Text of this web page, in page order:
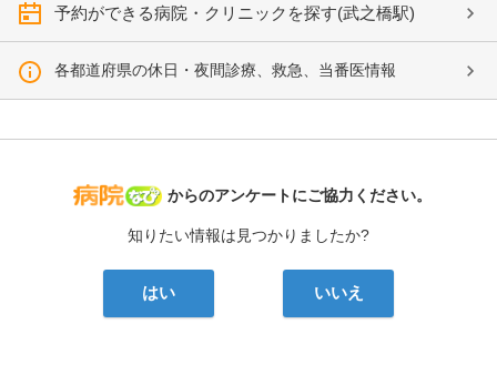
予約ができる病院・クリニックを探す(武之橋駅)
各都道府県の休日・夜間診療、救急、当番医情報
病院なび
からのアンケートにご協力ください。
知りたい情報は見つかりましたか?
はい いいえ